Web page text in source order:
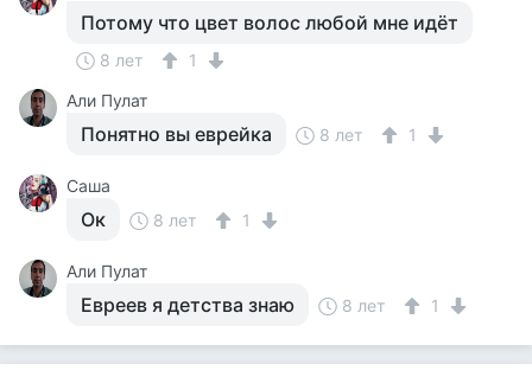
Потому что цвет волос любой мне идёт
8 лет
1
Али Пулат
Понятно вы еврейка 8 лет 1
Саша
Ок 8 лет 1
Али Пулат
Евреев я детства знаю 8 лет 1